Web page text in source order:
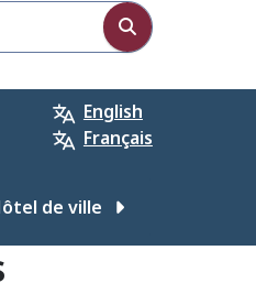
English
Français
de ville